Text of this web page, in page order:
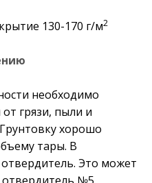
130-170 г/м2
необходимо
грязи, пыли и
хорошо
тары. В
Это может